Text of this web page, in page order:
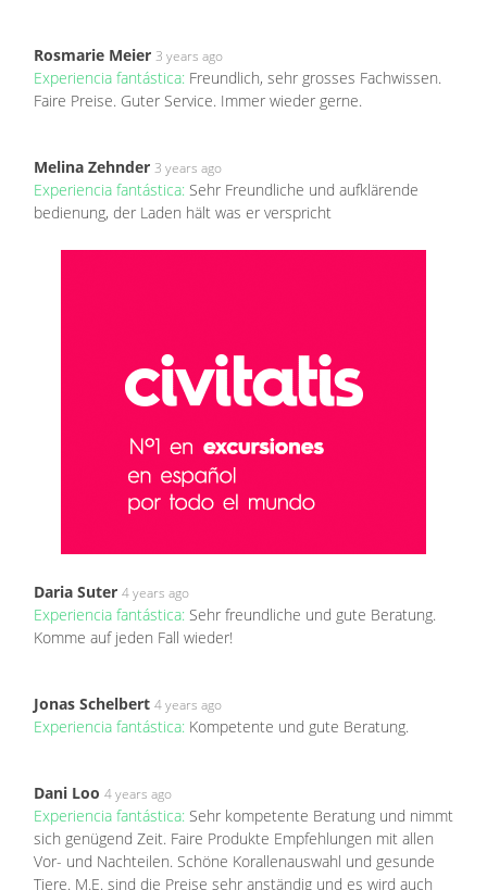
Rosmarie Meier 3 years ago
Experiencia fantástica: Freundlich, sehr grosses Fachwissen.
Faire Preise. Guter Service. Immer wieder gerne.
Melina Zehnder 3 years ago
Experiencia fantástica: Sehr Freundliche und aufklärende
bedienung, der Laden hält was er verspricht
Daria Suter 4 years ago
Experiencia fantástica: Sehr freundliche und gute Beratung.
Komme auf jeden Fall wieder!
Jonas Schelbert 4 years ago
Experiencia fantástica: Kompetente und gute Beratung.
Dani Loo 4 years ago
Experiencia fantástica: Sehr kompetente Beratung und nimmt
sich genügend Zeit. Faire Produkte Empfehlungen mit allen
Vor- und Nachteilen. Schöne Korallenauswahl und gesunde
Tiere. M.E. sind die Preise sehr anständig und es wird auch